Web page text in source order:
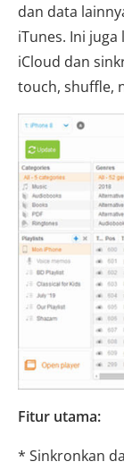
dan data
iTunes. Ini
iCloud dan
touch, shuffle,
Fitur utama:
* Sinkronkan